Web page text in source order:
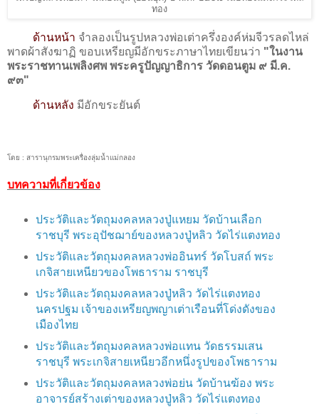
ทอง
ด้านหน้า จำลองเป็นรูปหลวงพ่อเต่าครึ่งองค์ห่มจีวรลดไหล่
พาดผ้าสังฆาฏิ ขอบเหรียญมีอักขระภาษาไทยเขียนว่า "ในงาน
พระราชทานเพลิงศพ พระครูปัญญาธิการ วัดดอนตูม ๙ มี.ค.
๙๓"
ด้านหลัง มีอักขระยันต์
โดย : สารานุกรมพระเครื่องลุ่มน้ำแม่กลอง
บทความที่เกี่ยวข้อง
ประวัติและวัตถุมงคลหลวงปู่แหยม วัดบ้านเลือก
ราชบุรี พระอุปัชฌาย์ของหลวงปู่หลิว วัดไร่แตงทอง
ประวัติและวัตถุมงคลหลวงพ่ออินทร์ วัดโบสถ์ พระ
เกจิสายเหนียวของโพธาราม ราชบุรี
ประวัติและวัตถุมงคลหลวงปู่หลิว วัดไร่แตงทอง
นครปฐม เจ้าของเหรียญพญาเต่าเรือนที่โด่งดังของ
เมืองไทย
ประวัติและวัตถุมงคลหลวงพ่อแทน วัดธรรมเสน
ราชบุรี พระเกจิสายเหนียวอีกหนึ่งรูปของโพธาราม
ประวัติและวัตถุมงคลหลวงพ่อย่น วัดบ้านฆ้อง พระ
อาจารย์สร้างเต่าของหลวงปู่หลิว วัดไร่แตงทอง